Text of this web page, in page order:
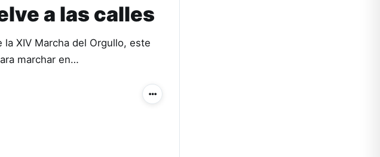
a las calles
XIV Marcha del Orgullo, este
marchar en…
Más acciones